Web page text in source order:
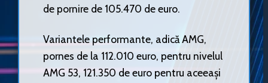
de pornire de 105.470 de euro.
Variantele performante, adică AMG,
pornes de la 112.010 euro, pentru nivelul
AMG 53, 121.350 de euro pentru aceeași